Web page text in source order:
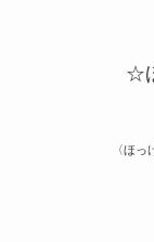
☆
〈ほ